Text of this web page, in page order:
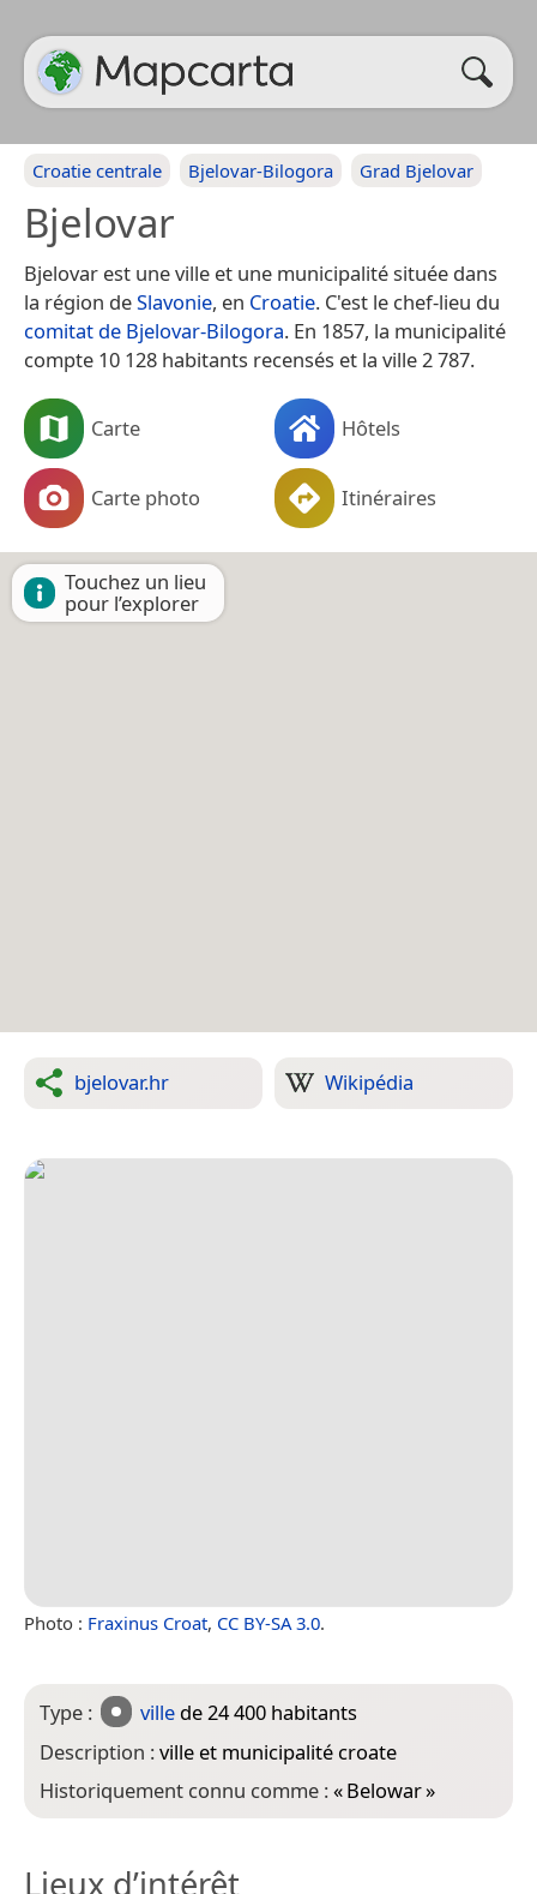
Croatie centrale Bjelovar-Bilogora Grad Bjelovar
Bjelovar
Bjelovar est une ville et une municipalité située dans
la région deSlavonie, en Croatie. C'est le chef-lieu du
comitat de Bjelovar-Bilogora. En 1857, la municipalité
compte 10 128 habitants recensés et la ville 2 787.
Carte Hôtels
Carte photo Itinéraires
Touchez un lieu
pour l’explorer
bjelovar.hr Wikipédia
Photo : Fraxinus Croat, CC BY-SA 3.0.
Type : ville de 24 400 habitants
Description :ville et municipalité croate
Historiquement connu comme :«Belowar»
Lieux d’intérêt